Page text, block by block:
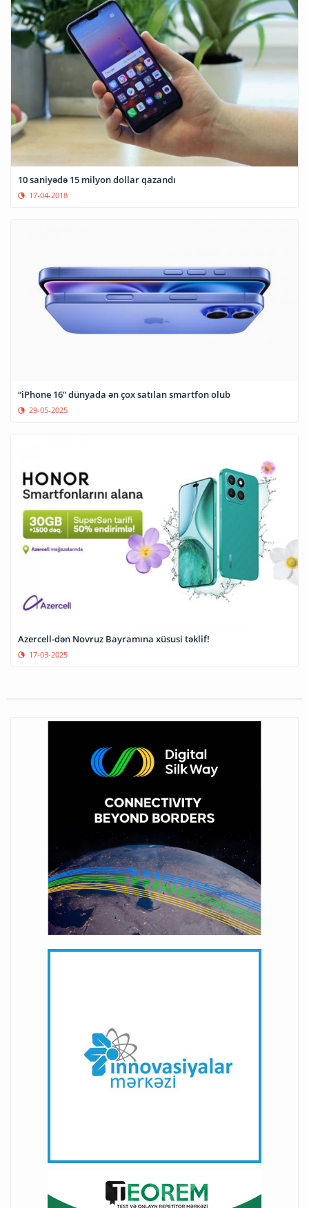
10 saniyədə 15 milyon dollar qazandı
17-04-2018
“iPhone 16” dünyada ən çox satılan smartfon olub
29-05-2025
Azercell-dən Novruz Bayramına xüsusi təklif!
17-03-2025